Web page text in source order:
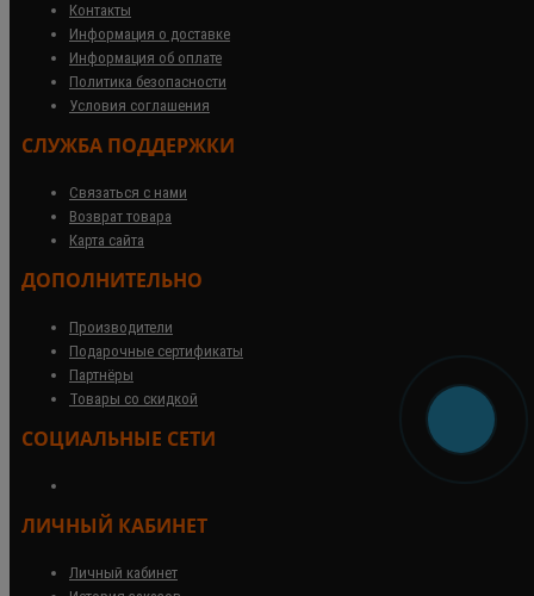
Контакты
Информация о доставке
Информация об оплате
Политика безопасности
Условия соглашения
СЛУЖБА ПОДДЕРЖКИ
Связаться с нами
Возврат товара
Карта сайта
ДОПОЛНИТЕЛЬНО
Производители
Подарочные сертификаты
Партнёры
Товары со скидкой
СОЦИАЛЬНЫЕ СЕТИ
ЛИЧНЫЙ КАБИНЕТ
Личный кабинет